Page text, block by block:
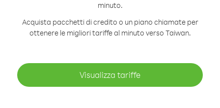
minuto.
Acquista pacchetti di credito o un piano chiamate per
ottenere le migliori tariffe al minuto verso Taiwan.
Visualizza tariffe